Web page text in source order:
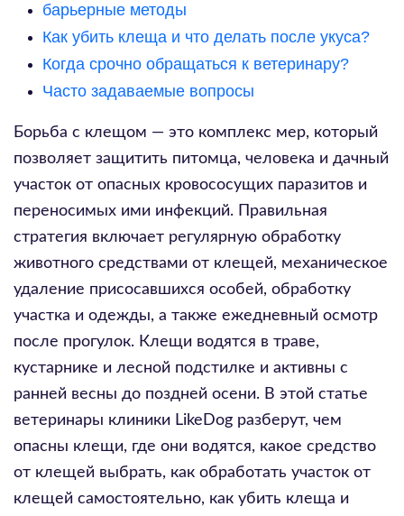
барьерные методы
Как убить клеща и что делать после укуса?
Когда срочно обращаться к ветеринару?
Часто задаваемые вопросы
Борьба с клещом — это комплекс мер, который
позволяет защитить питомца, человека и дачный
участок от опасных кровососущих паразитов и
переносимых ими инфекций. Правильная
стратегия включает регулярную обработку
животного средствами от клещей, механическое
удаление присосавшихся особей, обработку
участка и одежды, а также ежедневный осмотр
после прогулок. Клещи водятся в траве,
кустарнике и лесной подстилке и активны с
ранней весны до поздней осени. В этой статье
ветеринары клиники LikeDog разберут, чем
опасны клещи, где они водятся, какое средство
от клещей выбрать, как обработать участок от
клещей самостоятельно, как убить клеща и